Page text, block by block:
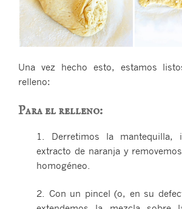
Una vez hecho esto, estamos
relleno:
Para el relleno:
1. Derretimos la mantequilla,
extracto de naranja y
homogéneo.
2. Con un pincel (o, en su